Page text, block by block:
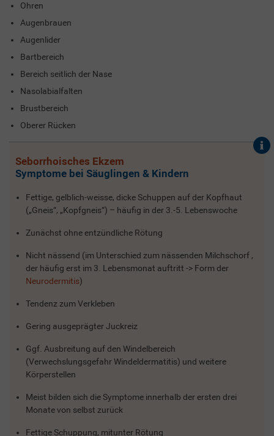
Ohren
Augenbrauen
Augenlider
Bartbereich
Bereich seitlich der Nase
Nasolabialfalten
Brustbereich
Oberer Rücken
Seborrhoisches Ekzem
Symptome bei Säuglingen & Kindern
Fettige, gelblich-weisse, dicke Schuppen auf der Kopfhaut
(„Gneis“, „Kopfgneis“) – häufig in der 3.-5. Lebenswoche
Zunächst ohne entzündliche Rötung
Nicht nässend (im Unterschied zum nässenden Milchschorf ,
der häufig erst im 3. Lebensmonat auftritt -> Form der
Neurodermitis)
Tendenz zum Verkleben
Gering ausgeprägter Juckreiz
Ggf. Ausbreitung auf den Windelbereich
(Verwechslungsgefahr Windeldermatitis) und weitere
Körperstellen
Meist bilden sich die Symptome innerhalb der ersten drei
Monate von selbst zurück
Fettige Schuppung, mitunter Rötung